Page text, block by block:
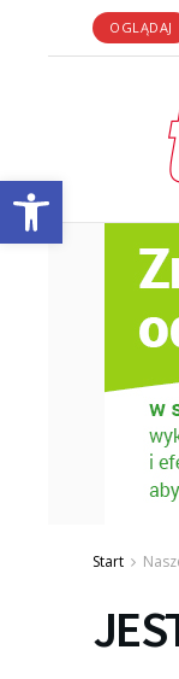
Otwórz pasek narzędzi
OGLĄDAJ
Start